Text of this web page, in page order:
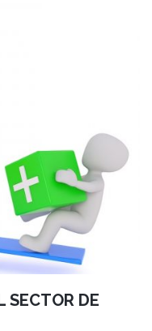
SECTOR DE